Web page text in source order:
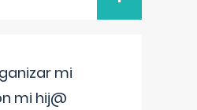
mi
mi hij@